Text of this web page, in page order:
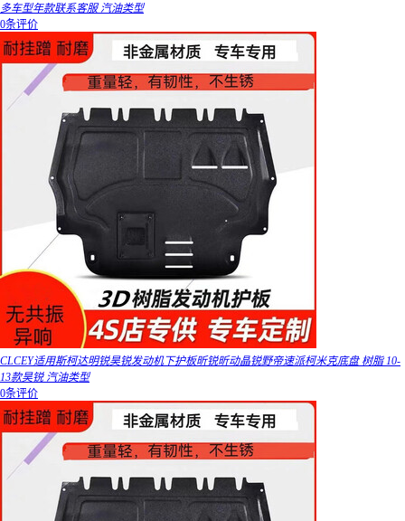
多车型年款联系客服 汽油类型
0条评价
CLCEY适用斯柯达明锐昊锐发动机下护板昕锐昕动晶锐野帝速派柯米克底盘 树脂 10-
13款昊锐 汽油类型
0条评价